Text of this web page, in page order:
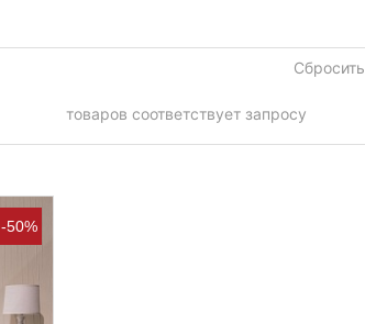
Сбросить
товаров соответствует запросу
-50%